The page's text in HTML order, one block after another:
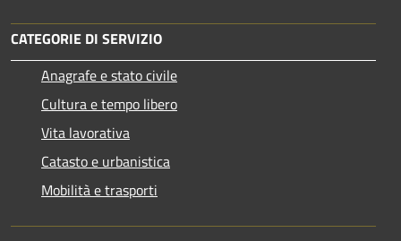
CATEGORIE DI SERVIZIO
Anagrafe e stato civile
Cultura e tempo libero
Vita lavorativa
Catasto e urbanistica
Mobilità e trasporti